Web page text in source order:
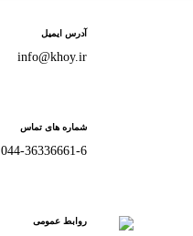
آدرس ایمیل
info@khoy.ir
شماره های تماس
044-36336661-6
روابط عمومی